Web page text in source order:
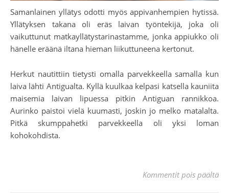
Samanlainen yllätys odotti myös appivanhempien hytissä.
Yllätyksen takana oli eräs laivan työntekijä, joka oli
vaikuttunut matkayllätystarinastamme, jonka appiukko oli
hänelle eräänä iltana hieman liikuttuneena kertonut.
Herkut nautittiin tietysti omalla parvekkeella samalla kun
laiva lähti Antigualta. Kyllä kuulkaa kelpasi katsella kauniita
maisemia laivan lipuessa pitkin Antiguan rannikkoa.
Aurinko paistoi vielä kuumasti, joskin jo melko matalalta.
Pitkä skumppahetki parvekkeella oli yksi loman
kohokohdista.
Kommentit pois päältä